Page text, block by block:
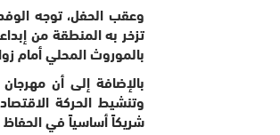
وعقب الحفل، توجه
تزخر به المنطقة من
بالموروث المحلي أمام
بالإضافة إلى أن
وتنشيط الحركة
شريكاً أساسياً في